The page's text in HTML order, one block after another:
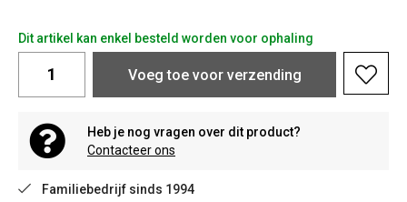
Dit artikel kan enkel besteld worden voor ophaling
Voeg toe voor verzending
Heb je nog vragen over dit product?
Contacteer ons
Familiebedrijf sinds 1994